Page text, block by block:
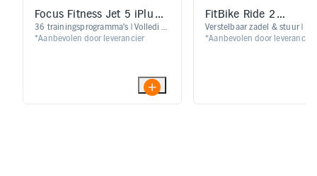
Focus Fitness Jet 5 iPlus
Loopband
36 trainingsprogramma’s | Volledig
voorgemonteerd | Geïntegreerde
*Aanbevolen door leverancier
FitBike Ride 2
Hometrainer
Verstelbaar zadel & stuur | 24
weerstandsniveaus
*Aanbevolen door leverancier